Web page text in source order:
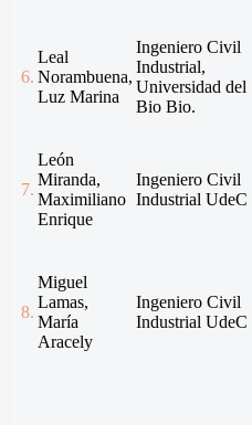
6.
Leal
Norambuena,
Luz Marina
Ingeniero Civil
Industrial,
Universidad del
Bio Bio.
7.
León
Miranda,
Maximiliano
Enrique
Ingeniero Civil
Industrial UdeC
8.
Miguel
Lamas,
María
Aracely
Ingeniero Civil
Industrial UdeC